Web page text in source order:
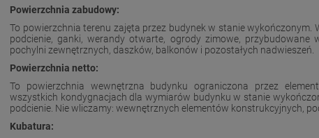
Powierzchnia zabudowy:
To powierzchnia terenu zajęta przez budynek w stanie
podcienie, ganki, werandy otwarte, ogrody zimowe,
pochylni zewnętrznych, daszków, balkonów i pozostałych nadwieszeń.
Powierzchnia netto:
To powierzchnia wewnętrzna budynku ograniczona przez
wszystkich kondygnacjach dla wymiarów budynku w stanie
podcienie. Nie wliczamy: wewnętrznych elementów konstrukcyjnych,
Kubatura: